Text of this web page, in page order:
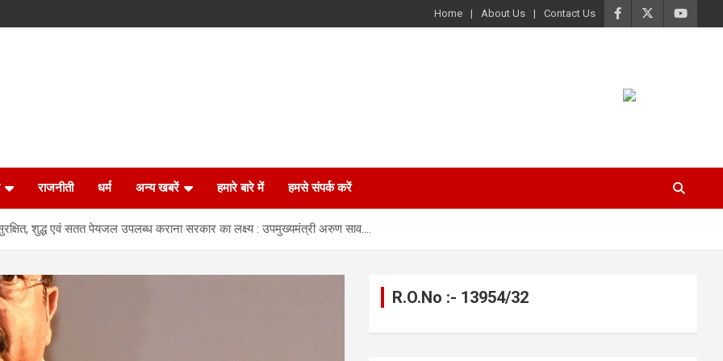
Home About Us Contact Us
राजनीती धर्म अन्य खबरें हमारे बारे में हमसे संपर्क करें
शुद्ध एवं सतत पेयजल उपलब्ध कराना सरकार का लक्ष्य : उपमुख्यमंत्री अरुण साव….
R.O.No :- 13954/32